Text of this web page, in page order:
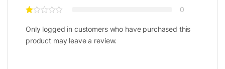
dụng. Đội ngũ nhân viên tại Thái Long
mọi thắc mắc liên quan.
Ưu đãi khi mua hàng
0
Only logged in customers who have purchased this
product may leave a review.